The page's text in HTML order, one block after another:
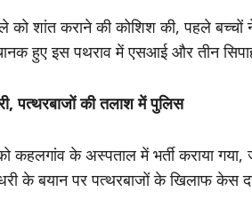
को शांत कराने की कोशिश की, पहले बच्चों
हुए इस पथराव में एसआई और तीन
पत्थरबाजों की तलाश में पुलिस
कहलगांव के अस्पताल में भर्ती कराया
के बयान पर पत्थरबाजों के खिलाफ केस